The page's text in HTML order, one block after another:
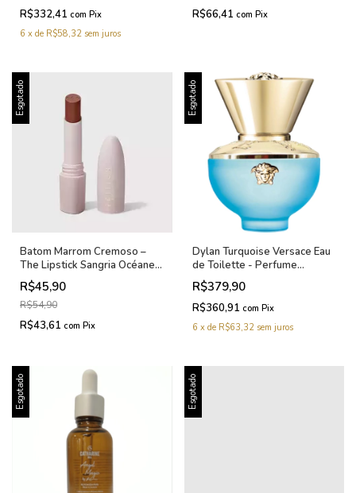
R$332,41 com Pix
6 x de R$58,32 sem juros
R$66,41 com Pix
Esgotado
Batom Marrom Cremoso –
The Lipstick Sangria Océane
Edition 3,2g
R$45,90
R$54,90
R$43,61 com Pix
Esgotado
Dylan Turquoise Versace Eau
de Toilette - Perfume
Feminino 30ml
R$379,90
R$360,91 com Pix
6 x de R$63,32 sem juros
Esgotado Esgotado